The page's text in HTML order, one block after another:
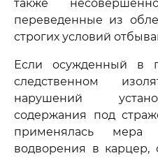
также
переведенные из
строгих условий
Если осужденный в
следственном
нарушений
содержания под
применялась
водворения в карцер,